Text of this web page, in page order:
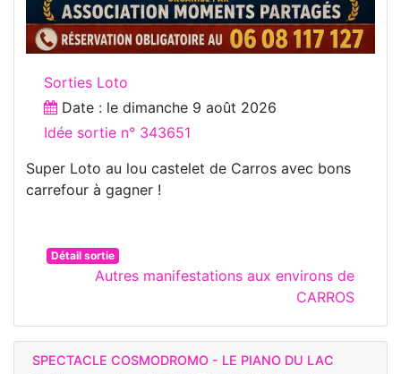
Sorties Loto
Date : le dimanche 9 août 2026
Idée sortie n° 343651
Super Loto au lou castelet de Carros avec bons
carrefour à gagner !
Détail sortie
Autres manifestations aux environs de
CARROS
SPECTACLE COSMODROMO - LE PIANO DU LAC